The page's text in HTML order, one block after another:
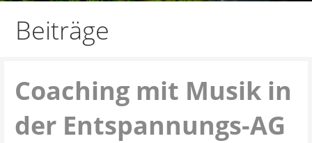
Beiträge
Coaching mit Musik in
der Entspannungs-AG